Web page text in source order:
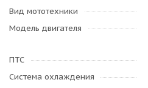
Вид мототехники
Модель двигателя
ПТС
Система охлаждения